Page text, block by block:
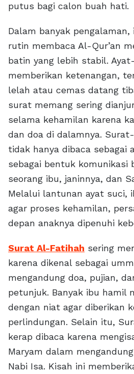
putus bagi calon buah hati.
Dalam banyak
rutin membaca Al-Qur’an
batin yang lebih stabil.
memberikan ketenangan,
lelah atau cemas datang
surat memang sering
selama kehamilan karena
dan doa di dalamnya.
tidak hanya dibaca sebagai
sebagai bentuk komunikasi
seorang ibu, janinnya, dan
Melalui lantunan ayat suci,
agar proses kehamilan,
depan anaknya dipenuhi
Surat Al-Fatihah sering
karena dikenal sebagai
mengandung doa, pujian,
petunjuk. Banyak ibu hamil
dengan niat agar diberikan
perlindungan. Selain itu,
kerap dibaca karena
Maryam dalam
Nabi Isa. Kisah ini